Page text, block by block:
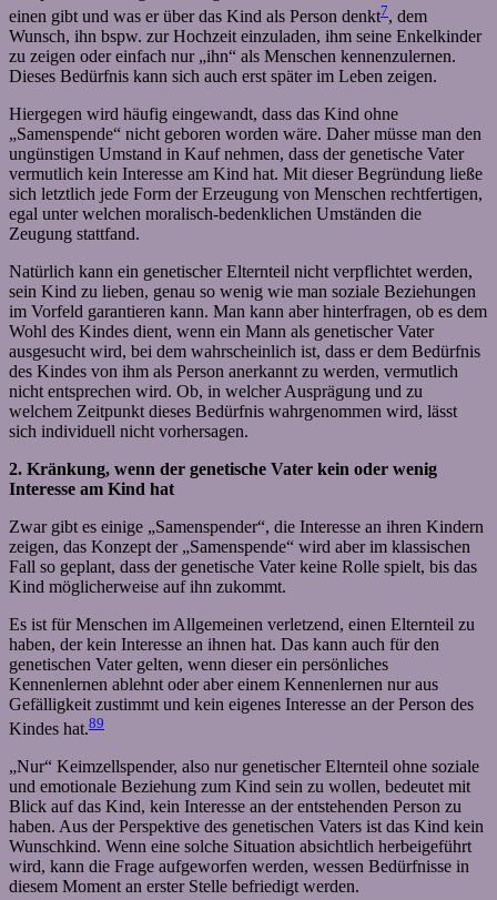
einen gibt und was er über das Kind als Person denkt7, dem
Wunsch, ihn bspw. zur Hochzeit einzuladen, ihm seine Enkelkinder
zu zeigen oder einfach nur „ihn“ als Menschen kennenzulernen.
Dieses Bedürfnis kann sich auch erst später im Leben zeigen.
Hiergegen wird häufig eingewandt, dass das Kind ohne
„Samenspende“ nicht geboren worden wäre. Daher müsse man den
ungünstigen Umstand in Kauf nehmen, dass der genetische Vater
vermutlich kein Interesse am Kind hat. Mit dieser Begründung ließe
sich letztlich jede Form der Erzeugung von Menschen rechtfertigen,
egal unter welchen moralisch-bedenklichen Umständen die
Zeugung stattfand.
Natürlich kann ein genetischer Elternteil nicht verpflichtet werden,
sein Kind zu lieben, genau so wenig wie man soziale Beziehungen
im Vorfeld garantieren kann. Man kann aber hinterfragen, ob es dem
Wohl des Kindes dient, wenn ein Mann als genetischer Vater
ausgesucht wird, bei dem wahrscheinlich ist, dass er dem Bedürfnis
des Kindes von ihm als Person anerkannt zu werden, vermutlich
nicht entsprechen wird. Ob, in welcher Ausprägung und zu
welchem Zeitpunkt dieses Bedürfnis wahrgenommen wird, lässt
sich individuell nicht vorhersagen.
2. Kränkung, wenn der genetische Vater kein oder wenig
Interesse am Kind hat
Zwar gibt es einige „Samenspender“, die Interesse an ihren Kindern
zeigen, das Konzept der „Samenspende“ wird aber im klassischen
Fall so geplant, dass der genetische Vater keine Rolle spielt, bis das
Kind möglicherweise auf ihn zukommt.
Es ist für Menschen im Allgemeinen verletzend, einen Elternteil zu
haben, der kein Interesse an ihnen hat. Das kann auch für den
genetischen Vater gelten, wenn dieser ein persönliches
Kennenlernen ablehnt oder aber einem Kennenlernen nur aus
Gefälligkeit zustimmt und kein eigenes Interesse an der Person des
Kindes hat.89
„Nur“ Keimzellspender, also nur genetischer Elternteil ohne soziale
und emotionale Beziehung zum Kind sein zu wollen, bedeutet mit
Blick auf das Kind, kein Interesse an der entstehenden Person zu
haben. Aus der Perspektive des genetischen Vaters ist das Kind kein
Wunschkind. Wenn eine solche Situation absichtlich herbeigeführt
wird, kann die Frage aufgeworfen werden, wessen Bedürfnisse in
diesem Moment an erster Stelle befriedigt werden.